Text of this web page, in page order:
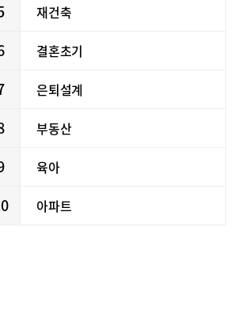
재건축
결혼초기
은퇴설계
부동산
육아
아파트